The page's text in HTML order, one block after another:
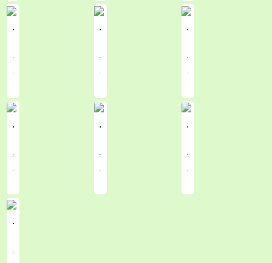
.
.
.
.
.
.
.
.
.
.
.
.
.
.